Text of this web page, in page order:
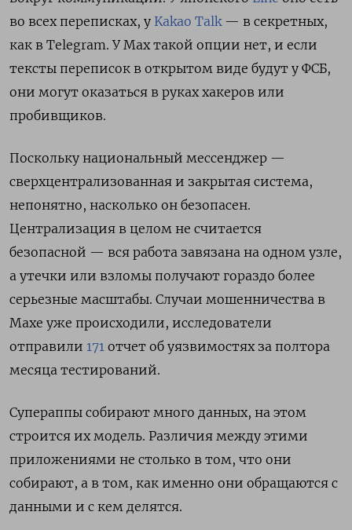
во всех переписках, у Kakao Talk— в секретных,
как в Telegram. У Max такой опции нет, и если
тексты переписок в открытом виде будут у ФСБ,
они могут оказаться в руках хакеров или
пробивщиков.
Поскольку национальный мессенджер —
сверхцентрализованная и закрытая система,
непонятно, насколько он безопасен.
Централизация в целом не считается
безопасной — вся работа завязана на одном узле,
а утечки или взломы получают гораздо более
серьезные масштабы. Случаи мошенничества в
Махе уже происходили, исследователи
отправили 171 отчет об уязвимостях за полтора
месяца тестирований.
Супераппы собирают много данных, на этом
строится их модель. Различия между этими
приложениями не столько в том, что они
собирают, а в том, как именно они обращаются с
данными и с кем делятся.